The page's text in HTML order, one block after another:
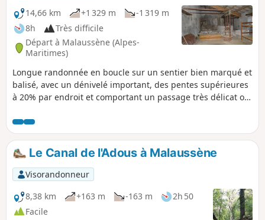
14,66 km
+1 329 m
-1 319 m
8h
Très difficile
Départ à Malaussène (Alpes-
Maritimes)
Longue randonnée en boucle sur un sentier bien marqué et
balisé, avec un dénivelé important, des pentes supérieures
à 20% par endroit et comportant un passage très délicat où
le 2 Octobre 2020, nécessitant un détour via le fond du
ravin. Ne s'adresse qu'à des randonneurs expérimentés à
l'aise hors sentier dans les rochers. Voir l'avis du 04/09/2023
indiquant un passage impossible
Le Canal de l'Adous à Malaussène
Visorandonneur
8,38 km
+163 m -163 m
2h 50
Facile